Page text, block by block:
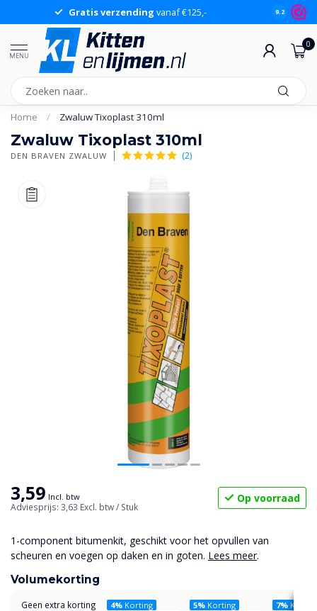
Gratis verzending vanaf €125,- 9.2
MENU
0
Home / Zwaluw Tixoplast 310ml
Zwaluw Tixoplast 310ml
DEN BRAVEN ZWALUW (2)
3,59 Incl. btw
Adviesprijs: 3,63 Excl. btw/ Stuk
Op voorraad
1-component bitumenkit, geschikt voor het opvullen van
scheuren en voegen op daken en in goten. Lees meer.
Volumekorting
Geen extra korting 4% Korting 5% Korting 7%